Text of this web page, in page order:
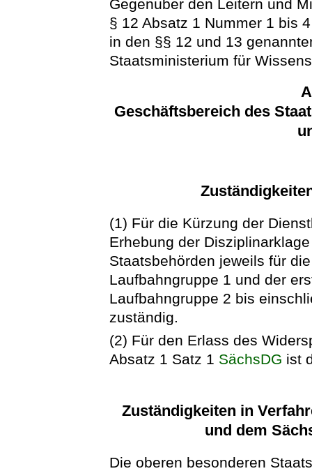
Gegenüber den Leitern und
§ 12 Absatz 1 Nummer 1 bis
in den §§ 12 und 13
Staatsministerium für
Geschäftsbereich des
(1) Für die Kürzung der
Erhebung der
Staatsbehörden jeweils für
Laufbahngruppe 1 und der
Laufbahngruppe 2 bis
zuständig.
(2) Für den Erlass des
Absatz 1 Satz 1 SächsDG ist
Zuständigkeiten in
und dem
Die oberen besonderen